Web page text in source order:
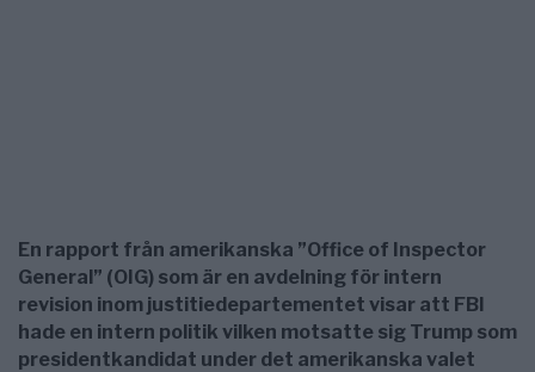
En rapport från amerikanska ”Office of Inspector
General” (OIG) som är en avdelning för intern
revision inom justitiedepartementet visar att FBI
hade en intern politik vilken motsatte sig Trump som
presidentkandidat under det amerikanska valet